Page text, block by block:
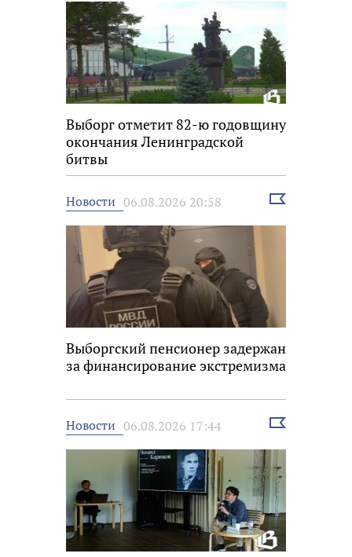
Выборг отметит 82-ю годовщину
окончания Ленинградской
битвы
Новости 06.08.2026 20:58
Выбрать
Выборгский пенсионер задержан
за финансирование экстремизма
Новости 06.08.2026 17:44
Выбрать